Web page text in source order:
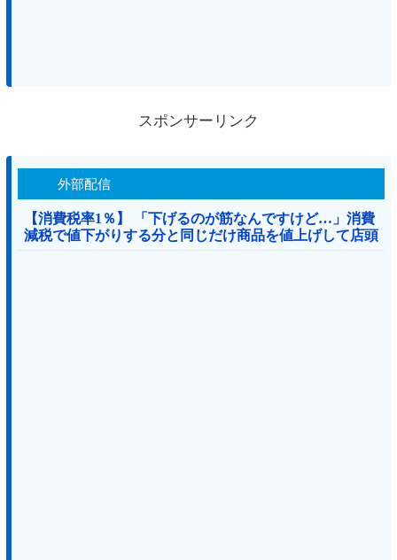
スポンサーリンク
外部配信
【消費税率1％】 「下げるのが筋なんですけど…」消費
減税で値下がりする分と同じだけ商品を値上げして店頭
価格を変えない店も